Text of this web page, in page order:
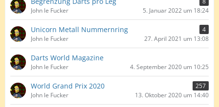
John le Fucker
5. Januar 2022 um 18:24
Unicorn Metall Nummernring
4
John le Fucker
27. April 2021 um 13:08
Darts World Magazine
John le Fucker 4. September 2020 um 10:25
World Grand Prix 2020
257
John le Fucker
13. Oktober 2020 um 14:40